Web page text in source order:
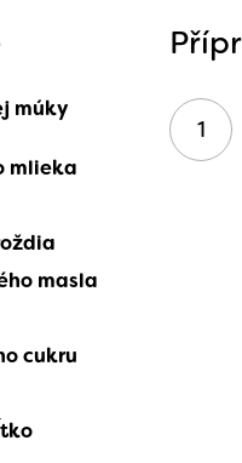
múky
mlieka
masla
cukru